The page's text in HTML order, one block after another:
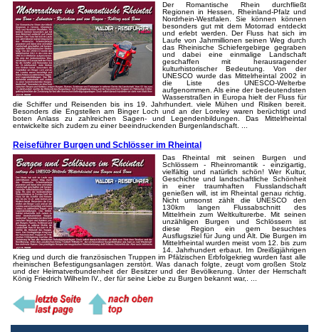
Der Romantische Rhein durchfließt
Regionen in Hessen, Rheinland-Pfalz und
Nordrhein-Westfalen. Sie können können
besonders gut mit dem Motorrad entdeckt
und erlebt werden. Der Fluss hat sich im
Laufe von Jahrmillionen seinen Weg durch
das Rheinische Schiefergebirge gegraben
und dabei eine einmalige Landschaft
geschaffen mit herausragender
kulturhistorischer Bedeutung. Von der
UNESCO wurde das Mittelrheintal 2002 in
die Liste des UNESCO-Welterbe
aufgenommen. Als eine der bedeutendsten
Wasserstraßen in Europa hielt der Fluss für
die Schiffer und Reisenden bis ins 19. Jahrhundert. viele Mühen und Risiken bereit.
Besonders die Engstellen am Binger Loch und an der Loreley waren berüchtigt und
boten Anlass zu zahlreichen Sagen- und Legendenbildungen. Das Mittelrheintal
entwickelte sich zudem zu einer beeindruckenden Burgenlandschaft. ...
Reiseführer Burgen und Schlösser im Rheintal
Das Rheintal mit seinen Burgen und
Schlössern - Rheinromantik - einzigartig,
vielfältig und natürlich schön! Wer Kultur,
Geschichte und landschaftliche Schönheit
in einer traumhaften Flusslandschaft
genießen will, ist im Rheintal genau richtig.
Nicht umsonst zählt die UNESCO den
130km langen Flussabschnitt des
Mittelrhein zum Weltkulturerbe. Mit seinen
unzähligen Burgen und Schlössern ist
diese Region ein gern besuchtes
Ausflugsziel für Jung und Alt. Die Burgen im
Mittelrheintal wurden meist vom 12. bis zum
14. Jahrhundert erbaut. Im Dreißigjährigen
Krieg und durch die französischen Truppen im Pfälzischen Erbfolgekrieg wurden fast alle
rheinischen Befestigungsanlagen zerstört. Was danach folgte, zeugt vom großen Stolz
und der Heimatverbundenheit der Besitzer und der Bevölkerung. Unter der Herrschaft
König Friedrich Wilhelm IV., der für seine Liebe zu Burgen bekannt war,. ...